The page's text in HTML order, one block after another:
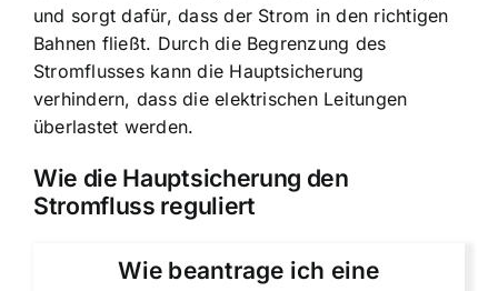
und sorgt dafür, dass der Strom in den richtigen
Bahnen fließt. Durch die Begrenzung des
Stromflusses kann die Hauptsicherung
verhindern, dass die elektrischen Leitungen
überlastet werden.
Wie die Hauptsicherung den
Stromfluss reguliert
Wie beantrage ich eine